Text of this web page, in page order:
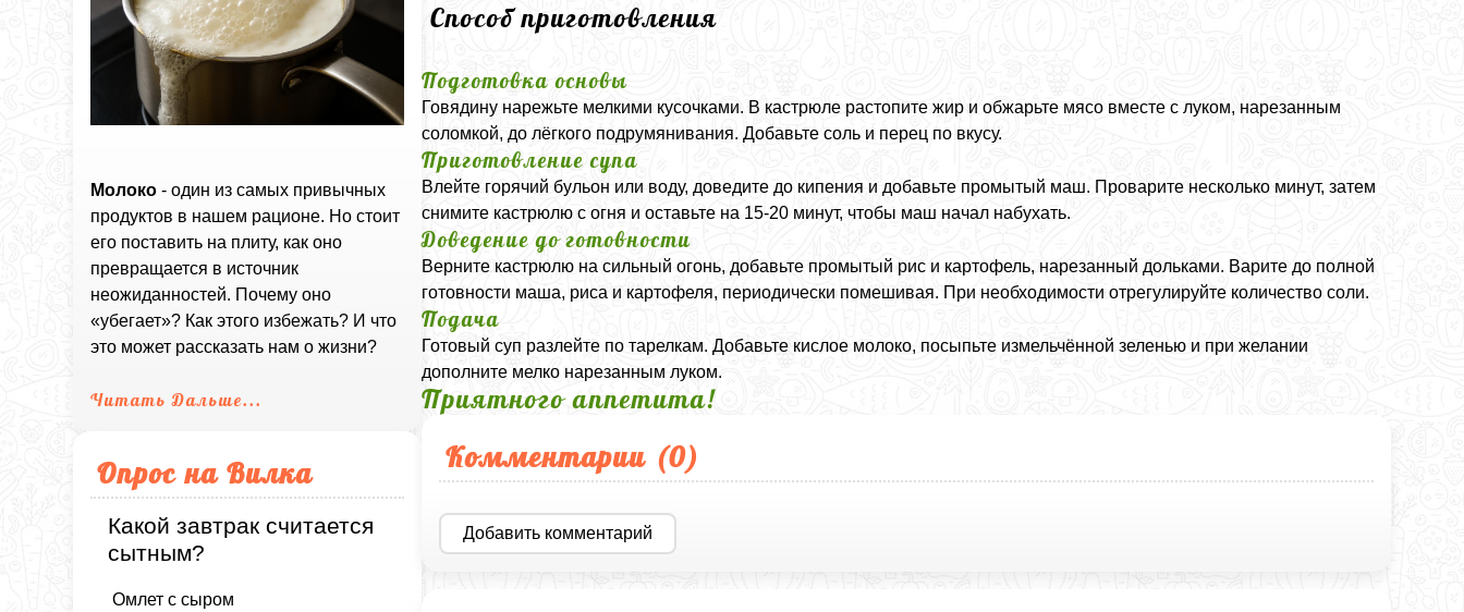
Молоко - один из самых привычных
продуктов в нашем рационе. Но стоит
его поставить на плиту, как оно
превращается в источник
неожиданностей. Почему оно
«убегает»? Как этого избежать? И что
это может рассказать нам о жизни?
Читать Дальше...
Опрос на Вилка
Какой завтрак считается
сытным?
Омлет с сыром
Способ приготовления
Подготовка основы
Говядину нарежьте мелкими кусочками. В кастрюле растопите жир и обжарьте мясо вместе с луком, нарезанным
соломкой, до лёгкого подрумянивания. Добавьте соль и перец по вкусу.
Приготовление супа
Влейте горячий бульон или воду, доведите до кипения и добавьте промытый маш. Проварите несколько минут, затем
снимите кастрюлю с огня и оставьте на 15-20 минут, чтобы маш начал набухать.
Доведение до готовности
Верните кастрюлю на сильный огонь, добавьте промытый рис и картофель, нарезанный дольками. Варите до полной
готовности маша, риса и картофеля, периодически помешивая. При необходимости отрегулируйте количество соли.
Подача
Готовый суп разлейте по тарелкам. Добавьте кислое молоко, посыпьте измельчённой зеленью и при желании
дополните мелко нарезанным луком.
Приятного аппетита!
Комментарии (0)
Добавить комментарий